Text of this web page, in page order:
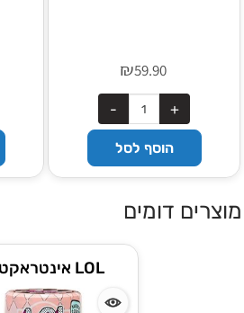
₪59.90
הוסף לסל
מוצרים דומים
LOL אינטראקטיבי